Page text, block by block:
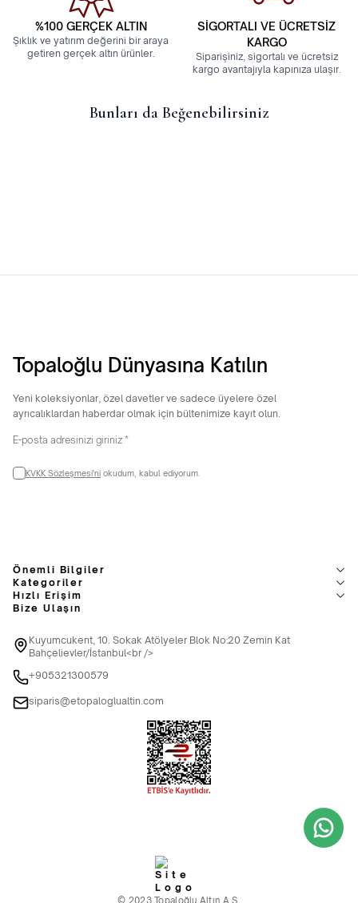
%100 GERÇEK ALTIN
Şıklık ve yatırım değerini bir araya
getiren gerçek altın ürünler.
SİGORTALI VE ÜCRETSİZ
KARGO
Siparişiniz, sigortalı ve ücretsiz
kargo avantajıyla kapınıza ulaşır.
Bunları da Beğenebilirsiniz
Topaloğlu Dünyasına Katılın
Yeni koleksiyonlar, özel davetler ve sadece üyelere özel
ayrıcalıklardan haberdar olmak için bültenimize kayıt olun.
KVKK Sözleşmesi'ni okudum, kabul ediyorum.
Önemli Bilgiler
Kategoriler
Hızlı Erişim
Bize Ulaşın
Kuyumcukent, 10. Sokak Atölyeler Blok No:20 Zemin Kat
Bahçelievler/İstanbul<br />
+905321300579
siparis@etopaloglualtin.com
© 2023 Topaloğlu Altın A.Ş.